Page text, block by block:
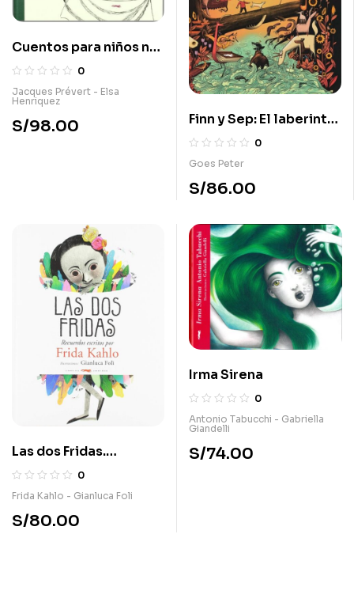
Cuentos para niños no
tan buenos
0
Jacques Prévert - Elsa
Henriquez
S/98.00
Finn y Sep: El laberinto
de los Gnomos
0
Goes Peter
S/86.00
Las dos Fridas.
Recuerdos escritos
por Frida Kahlo
0
Frida Kahlo - Gianluca Foli
S/80.00
Irma Sirena
0
Antonio Tabucchi - Gabriella
Giandelli
S/74.00